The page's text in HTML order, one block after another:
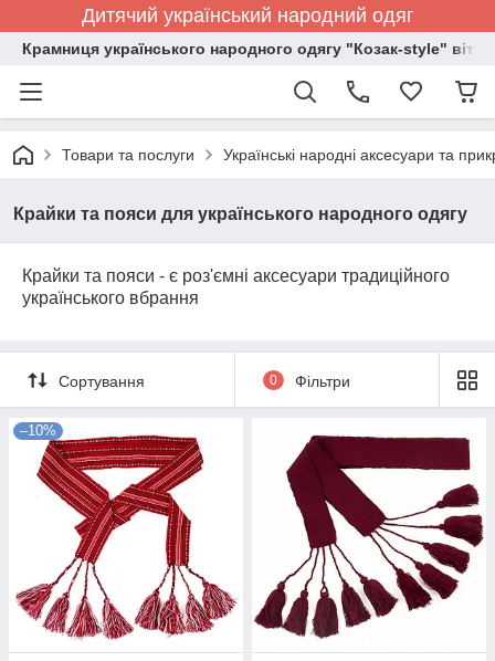
Дитячий український народний одяг
Крамниця українського народного одягу "Козак-style"
Товари та послуги Українські народні аксесуари та
Крайки та пояси для українського народного одягу
Крайки та пояси - є роз'ємні аксесуари традиційного
українського вбрання
Сортування 0 Фільтри
–10%